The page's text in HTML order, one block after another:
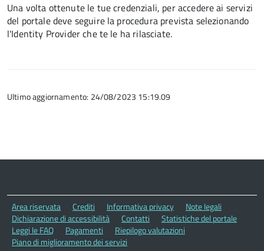
Una volta ottenute le tue credenziali, per accedere ai servizi
del portale deve seguire la procedura prevista selezionando
l'Identity Provider che te le ha rilasciate.
Ultimo aggiornamento: 24/08/2023 15:19.09
Area riservata Crediti Informativa privacy
Note legali
Dichiarazione di accessibilità
Contatti
Statistiche del portale
Leggi le FAQ
Pagamenti
Riepilogo valutazioni
Piano di miglioramento dei servizi